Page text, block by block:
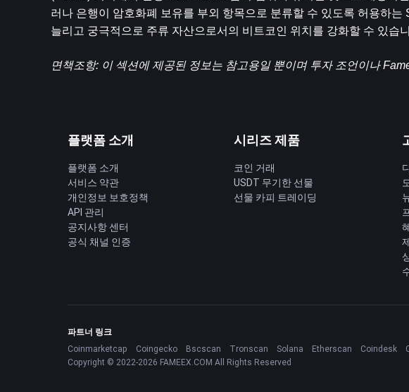
러나 은행이 암호화폐 보유를 부외 항목으로 분류할 수 있도록 허용하
늘리고 궁극적으로 주류 자산으로서의 비트코인 ​​위치를 강화할 수 있습
면책조항: 이 섹션에 제공된 정보는 참고용일 뿐이며 투자 조언이나
플랫폼 소개
플랫폼 소개
서비스 약관
개인정보 보호정책
API 관리
공지사항 센터
공식 채널 인증
시리즈 제품
코인 거래
USDT 무기한 선물
선물 카피 트레이딩
파트너 링크
Coinmarketcap
Coingecko Bscscan Tronscan Solana Etherscan Coindesk
Copyright © 2022-2026 FAMEEX.COM All Rights Reserved